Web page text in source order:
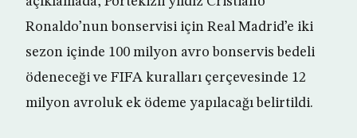
Ronaldo’nun bonservisi için Real Madrid’e iki
sezon içinde 100 milyon avro bonservis bedeli
ödeneceği ve FIFA kuralları çerçevesinde 12
milyon avroluk ek ödeme yapılacağı belirtildi.